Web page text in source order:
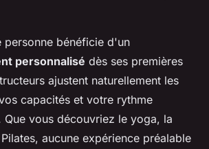
personne bénéficie d'un
personnalisé dès ses premières
ajustent naturellement les
capacités et votre rythme
vous découvriez le yoga, la
aucune expérience préalable